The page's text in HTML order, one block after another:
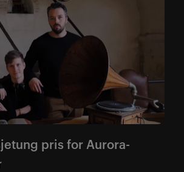
pris for Aurora-